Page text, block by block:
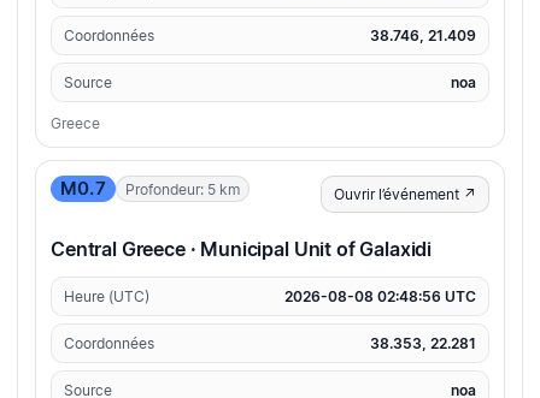
Coordonnées 38.746, 21.409
Source noa
Greece
M0.7 Profondeur: 5 km Ouvrir l’événement ↗
Central Greece · Municipal Unit of Galaxidi
Heure (UTC) 2026-08-08 02:48:56 UTC
Coordonnées 38.353, 22.281
Source noa